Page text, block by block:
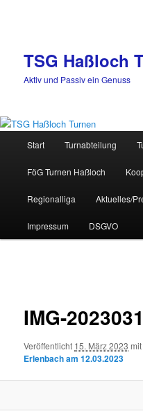
TSG Haßloch
Aktiv und Passiv ein Genuss
Start Turnabteilung
FöG Turnen Haßloch
Regionalliga Aktuelles/
Impressum DSGVO
IMG-
Veröffentlicht 15. März 2023
Erlenbach am 12.03.2023